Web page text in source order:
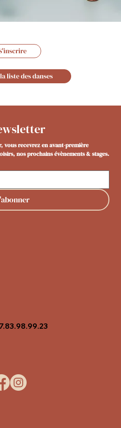
liste des danses
vous recevrez en avant-première
nos prochains évènements & stages.